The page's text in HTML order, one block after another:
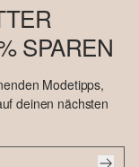
SPAREN
Modetipps,
deinen nächsten